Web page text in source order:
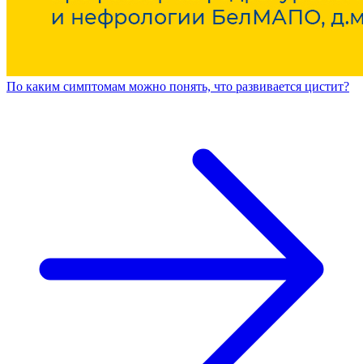
По каким симптомам можно понять, что развивается цистит?